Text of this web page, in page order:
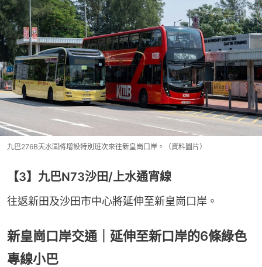
九巴276B天水圍將增設特別班次來往新皇崗口岸。（資料圖片）
【3】九巴N73沙田/上水通宵線
往返新田及沙田市中心將延伸至新皇崗口岸。
新皇崗口岸交通｜延伸至新口岸的6條綠色
專線小巴